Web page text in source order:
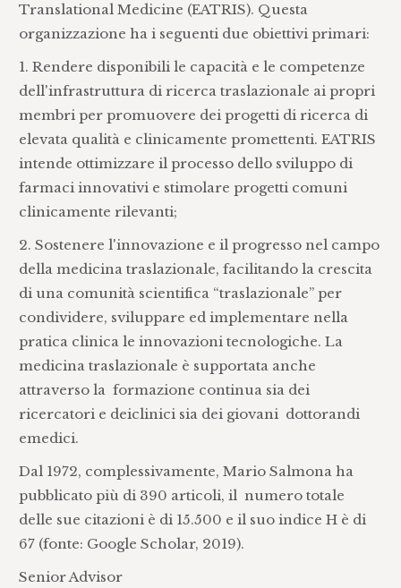
Translational Medicine (EATRIS). Questa
organizzazione ha i seguenti due obiettivi primari:
1. Rendere disponibili le capacità e le competenze
dell'infrastruttura di ricerca traslazionale ai propri
membri per promuovere dei progetti di ricerca di
elevata qualità e clinicamente promettenti. EATRIS
intende ottimizzare il processo dello sviluppo di
farmaci innovativi e stimolare progetti comuni
clinicamente rilevanti;
2. Sostenere l'innovazione e il progresso nel campo
della medicina traslazionale, facilitando la crescita
di una comunità scientifica “traslazionale” per
condividere, sviluppare ed implementare nella
pratica clinica le innovazioni tecnologiche. La
medicina traslazionale è supportata anche
attraverso la formazione continua sia dei
ricercatori e deiclinici sia dei giovani dottorandi
emedici.
Dal 1972, complessivamente, Mario Salmona ha
pubblicato più di 390 articoli, il numero totale
delle sue citazioni è di 15.500 e il suo indice H è di
67 (fonte: Google Scholar, 2019).
Senior Advisor